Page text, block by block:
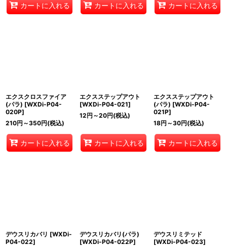
カートに入れる カートに入れる カートに入れる
エクスクロスファイア
(パラ) [WXDi-P04-
020P]
210円 ～350円(税込)
カートに入れる
エクスステップアウト
[WXDi-P04-021]
12円 ～20円(税込)
カートに入れる
エクスステップアウト
(パラ) [WXDi-P04-
021P]
18円 ～30円(税込)
カートに入れる
デウスリカバリ [WXDi-
P04-022]
デウスリカバリ(パラ)
[WXDi-P04-022P]
デウスリミテッド
[WXDi-P04-023]